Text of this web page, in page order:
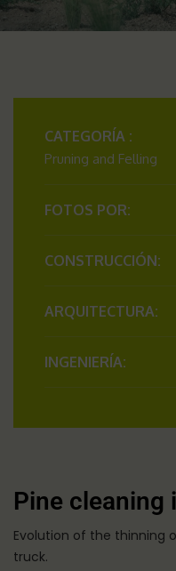
CATEGORÍA :
Pruning and Felling
FOTOS POR:
CONSTRUCCIÓN:
ARQUITECTURA:
INGENIERÍA:
Pine cleaning
Evolution of the thinning
truck.